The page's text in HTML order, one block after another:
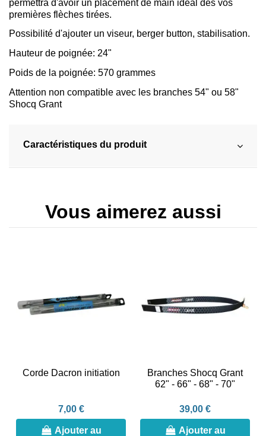
permettra d'avoir un placement de main idéal dès vos
premières flèches tirées.
Possibilité d'ajouter un viseur, berger button, stabilisation.
Hauteur de poignée: 24"
Poids de la poignée: 570 grammes
Attention non compatible avec les branches 54" ou 58"
Shocq Grant
Caractéristiques du produit
Vous aimerez aussi
Corde Dacron initiation
7,00 €
Ajouter au
Branches Shocq Grant
62" - 66" - 68" - 70"
39,00 €
Ajouter au